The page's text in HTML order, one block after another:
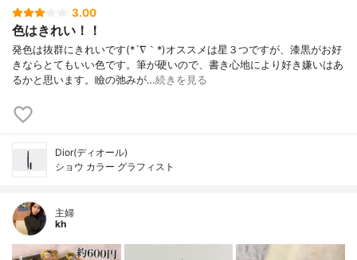
3.00
色はきれい！！
発色は抜群にきれいです(*´∇｀*)オススメは星３つですが、漆黒がお好
きならとてもいい色です。筆が硬いので、書き心地により好き嫌いはあ
るかと思います。瞼の弛みが…続きを見る
Dior(ディオール)
ショウ カラー グラフィスト
主婦
kh